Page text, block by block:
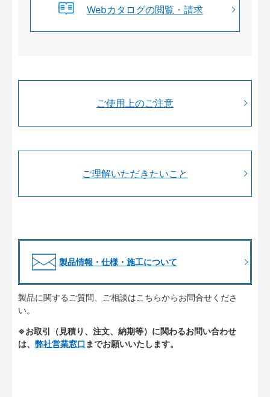
Webカタログの閲覧・請求
ご使用上のご注意
ご理解いただきたいこと
製品情報・仕様・施工について
製品に関するご質問、ご相談はこちらからお問合せくださ
い。
※お取引（見積り、注文、納期等）に関わるお問い合わせ
は、 弊社営業窓口 までお願いいたします。